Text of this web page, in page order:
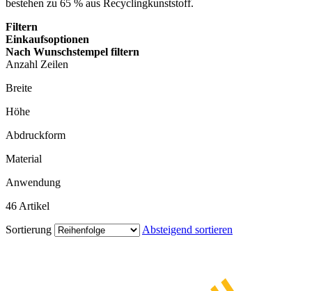
bestehen zu 65 % aus Recyclingkunststoff.
Filtern
Einkaufsoptionen
Nach Wunschstempel filtern
Anzahl Zeilen
Breite
Höhe
Abdruckform
Material
Anwendung
46 Artikel
Sortierung
Absteigend sortieren